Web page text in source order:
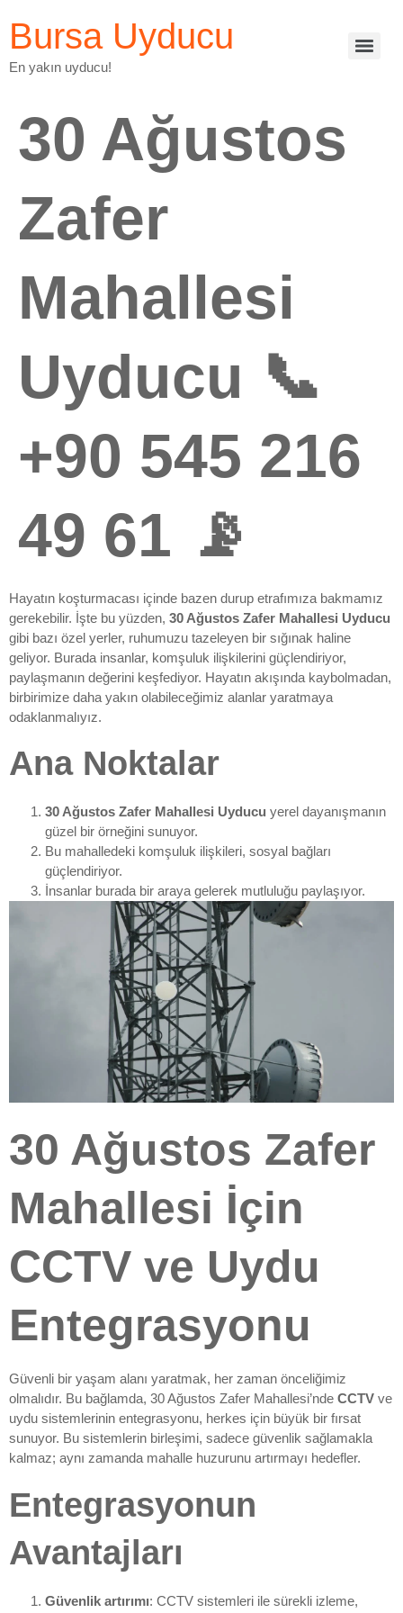
Bursa Uyducu
En yakın uyducu!
30 Ağustos
Zafer
Mahallesi
Uyducu 📞
+90 545 216
49 61 📡
Hayatın koşturmacası içinde bazen durup etrafımıza bakmamız
gerekebilir. İşte bu yüzden, 30 Ağustos Zafer Mahallesi Uyducu
gibi bazı özel yerler, ruhumuzu tazeleyen bir sığınak haline
geliyor. Burada insanlar, komşuluk ilişkilerini güçlendiriyor,
paylaşmanın değerini keşfediyor. Hayatın akışında kaybolmadan,
birbirimize daha yakın olabileceğimiz alanlar yaratmaya
odaklanmalıyız.
Ana Noktalar
30 Ağustos Zafer Mahallesi Uyducu yerel dayanışmanın
güzel bir örneğini sunuyor.
Bu mahalledeki komşuluk ilişkileri, sosyal bağları
güçlendiriyor.
İnsanlar burada bir araya gelerek mutluluğu paylaşıyor.
30 Ağustos Zafer
Mahallesi İçin
CCTV ve Uydu
Entegrasyonu
Güvenli bir yaşam alanı yaratmak, her zaman önceliğimiz
olmalıdır. Bu bağlamda, 30 Ağustos Zafer Mahallesi’nde CCTV ve
uydu sistemlerinin entegrasyonu, herkes için büyük bir fırsat
sunuyor. Bu sistemlerin birleşimi, sadece güvenlik sağlamakla
kalmaz; aynı zamanda mahalle huzurunu artırmayı hedefler.
Entegrasyonun
Avantajları
Güvenlik artırımı: CCTV sistemleri ile sürekli izleme,